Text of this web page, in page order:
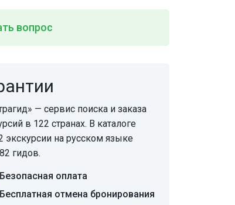
вопрос
— сервис поиска и заказа
в 122 странах. В каталоге
экскурсии на русском языке
гидов.
Безопасная оплата
Бесплатная отмена бронирования